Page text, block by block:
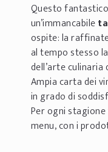
Questo
un’immancabile
ospite: la
al tempo stesso
dell’arte culinaria
Ampia carta dei
in grado di
Per ogni
menu, con i